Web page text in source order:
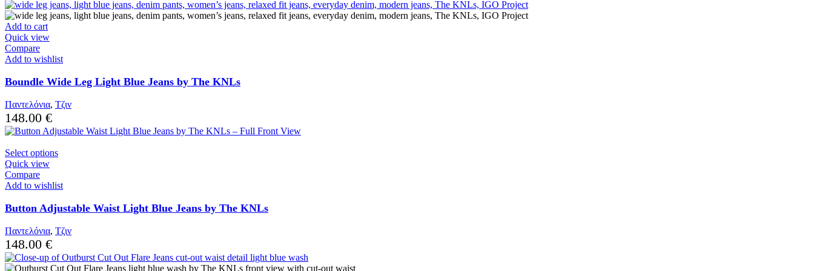
was:
80.00 €.
is:
50.00 €.
Add to cart
Quick view
Compare
Add to wishlist
Boundle Wide Leg Light Blue Jeans by The KNLs
Παντελόνια, Τζιν
148.00 €
Select optionsThis
multiple
The
may
be
on
Quick view
Compare
Add to wishlist
Button Adjustable Waist Light Blue Jeans by The KNLs
Παντελόνια, Τζιν
148.00 €